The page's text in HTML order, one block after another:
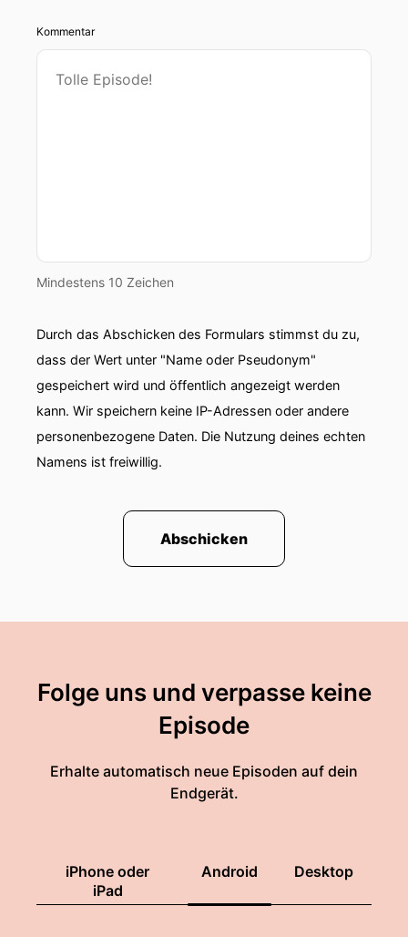
Kommentar
Mindestens 10 Zeichen
Durch das Abschicken des Formulars stimmst du zu,
dass der Wert unter "Name oder Pseudonym"
gespeichert wird und öffentlich angezeigt werden
kann. Wir speichern keine IP-Adressen oder andere
personenbezogene Daten. Die Nutzung deines echten
Namens ist freiwillig.
Abschicken
Folge uns und verpasse keine
Episode
Erhalte automatisch neue Episoden auf dein
Endgerät.
iPhone oder
iPad
Android Desktop